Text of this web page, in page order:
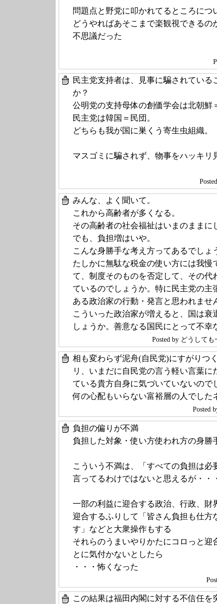
問題点と野党に叩かれてるところにつ
どうやればあそこまで楽観視できるの
不思議だった
民主党支持者は、見事に騙されてい
か？
公明党の支持母体の創価学会は北朝鮮
民主党は韓国＝民団。
どちらも我が国に巣くう寄生虫組織。
マスゴミに騙されず、物事をハッキリ
みんな、よく聞いて。
これから高齢者が多くなる。
その高齢者の社会福祉はいまのままに
でも、負担増はいや。
こんな身勝手な考え方ってあるでしょ
たしかに無駄な税金の使い方には我慢
て、制度そのものを否定して、その代
ているのでしょうか。特に民主党の主
ある政治家の行動・発言と思われませ
こういった政治家が増えると、国は
しょうか。善意なる国民にとって不幸
Posted by どうして
相も変わらず泥舟(自民党)にすがりつ
リ、いまだに自民党の言う軽い言葉
ている貴方自身に気づいていないの
何の心配もいらない富裕層の人でした
Posted
負担の偏りが不満
負担した対象・使い方使われ方の身勝
こういう不満は、「すべての負担は必
言ってるわけではないと思えるが・・
一部の利益に迎合する政治、行政、財
迎合するふりして「皆さん負担も仕方
す」などと大衆操作もする
それらのうまいやりかたにコロっと迎
とに気付かないとしたら
・・・怖くなった
この結果は福田内閣に対する不信任